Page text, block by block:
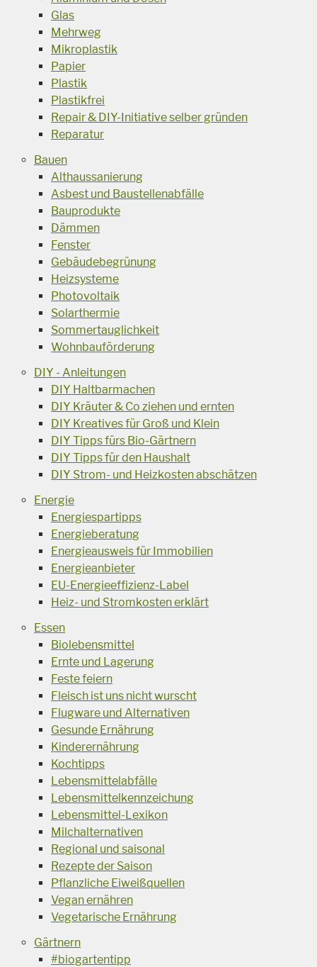
Glas
Mehrweg
Mikroplastik
Papier
Plastik
Plastikfrei
Repair & DIY-Initiative selber gründen
Reparatur
Bauen
Althaussanierung
Asbest und Baustellenabfälle
Bauprodukte
Dämmen
Fenster
Gebäudebegrünung
Heizsysteme
Photovoltaik
Solarthermie
Sommertauglichkeit
Wohnbauförderung
DIY - Anleitungen
DIY Haltbarmachen
DIY Kräuter & Co ziehen und ernten
DIY Kreatives für Groß und Klein
DIY Tipps fürs Bio-Gärtnern
DIY Tipps für den Haushalt
DIY Strom- und Heizkosten abschätzen
Energie
Energiespartipps
Energieberatung
Energieausweis für Immobilien
Energieanbieter
EU-Energieeffizienz-Label
Heiz- und Stromkosten erklärt
Essen
Biolebensmittel
Ernte und Lagerung
Feste feiern
Fleisch ist uns nicht wurscht
Flugware und Alternativen
Gesunde Ernährung
Kinderernährung
Kochtipps
Lebensmittelabfälle
Lebensmittelkennzeichung
Lebensmittel-Lexikon
Milchalternativen
Regional und saisonal
Rezepte der Saison
Pflanzliche Eiweißquellen
Vegan ernähren
Vegetarische Ernährung
Gärtnern
#biogartentipp